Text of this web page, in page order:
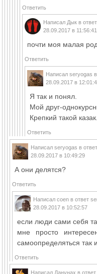
Ответить
Написал Дык в ответ
28.09.2017 в 11:56:41
почти моя малая
Ответить
Написал seryogas
28.09.2017 в
Я так и понял.
Мой друг-
Крепкий такой казак.
Ответить
Написал seryogas в ответ
28.09.2017 в 10:49:29
А они делятся?
Ответить
Написал coen в ответ
28.09.2017 в 10:52:57
если люди сами себя
мне просто
самоопределяться так
Ответить
Написал Данунах в ответ